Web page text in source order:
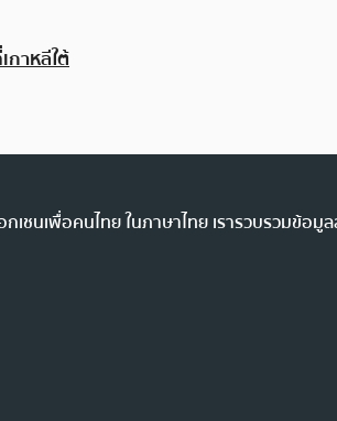
กาหลีใต้
ชนเพื่อคนไทย ในภาษาไทย เรารวบรวมข้อ